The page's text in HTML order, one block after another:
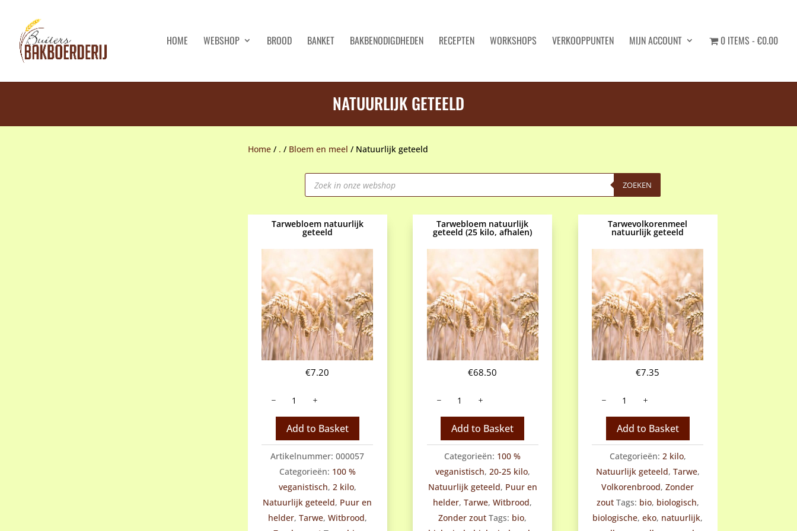
HOME WEBSHOP BROOD BANKET BAKBENODIGDHEDEN RECEPTEN WORKSHOPS VERKOOPPUNTEN MIJN ACCOUNT 0 ITEMS €0.00
NATUURLIJK GETEELD
Home/ . / Bloem en meel / Natuurlijk geteeld
Producten
zoeken ZOEKEN
Tarwebloem natuurlijk
geteeld
€7.20
natuurlijk
Add to Basket
Artikelnummer: 000057
Categorieën: 100 %
veganistisch, 2 kilo,
Natuurlijk geteeld, Puur en
helder, Tarwe, Witbrood,
Tarwebloem natuurlijk
geteeld (25 kilo, afhalen)
€68.50
natuurlijk
afhalen)
aantal
Add to Basket
Categorieën: 100 %
veganistisch, 20-25 kilo,
Natuurlijk geteeld, Puur en
helder,Tarwe,Witbrood,
Zonder zout Tags: bio,
Tarwevolkorenmeel
natuurlijk geteeld
€7.35
natuurlijk
Add to Basket
Categorieën: 2 kilo,
Natuurlijk geteeld, Tarwe,
Volkorenbrood,Zonder
zout Tags: bio, biologisch,
biologische,eko, natuurlijk,